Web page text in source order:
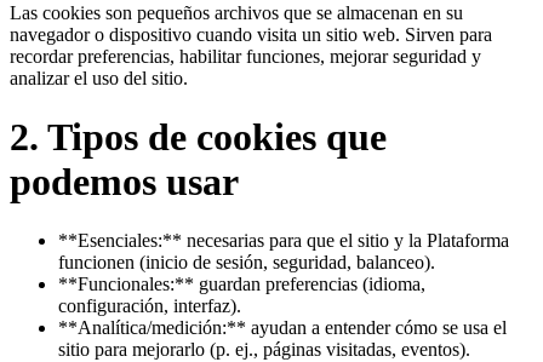
Las cookies son pequeños archivos que se almacenan en su
navegador o dispositivo cuando visita un sitio web. Sirven para
recordar preferencias, habilitar funciones, mejorar seguridad y
analizar el uso del sitio.
2. Tipos de cookies que
podemos usar
**Esenciales:** necesarias para que el sitio y la Plataforma
funcionen (inicio de sesión, seguridad, balanceo).
**Funcionales:** guardan preferencias (idioma,
configuración, interfaz).
**Analítica/medición:** ayudan a entender cómo se usa el
sitio para mejorarlo (p. ej., páginas visitadas, eventos).